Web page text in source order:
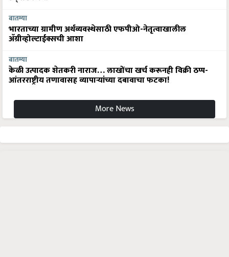
बातम्या
भारताच्या ग्रामीण अर्थव्यवस्थेसाठी एफपीओ-नेतृत्वाखालील
अ‍ॅग्रीव्होल्टाईक्सची आशा
बातम्या
केळी उत्पादक शेतकरी नाराज… लाखोंचा खर्च करूनही विक्री ठप्प-
आंतरराष्ट्रीय तणावासह व्यापाऱ्यांच्या दबावाचा फटका!
More News